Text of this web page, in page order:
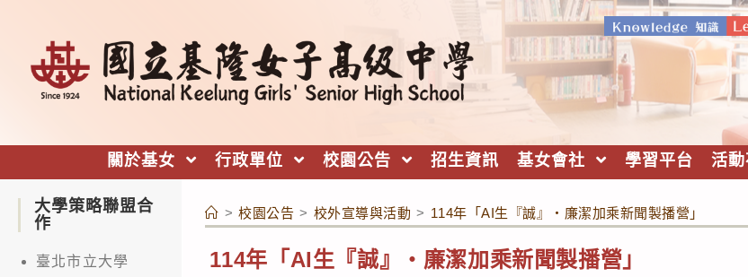
關於基女 行政單位 校園公告 招生資訊 基女會社 學習平台 活
> 校園公告 > 校外宣導與活動 > 114年「AI生『誠』‧廉潔加乘新聞製播營」
114年「AI生『誠』‧廉潔加乘新聞製播營」
大學策略聯盟合
作
臺北市立大學